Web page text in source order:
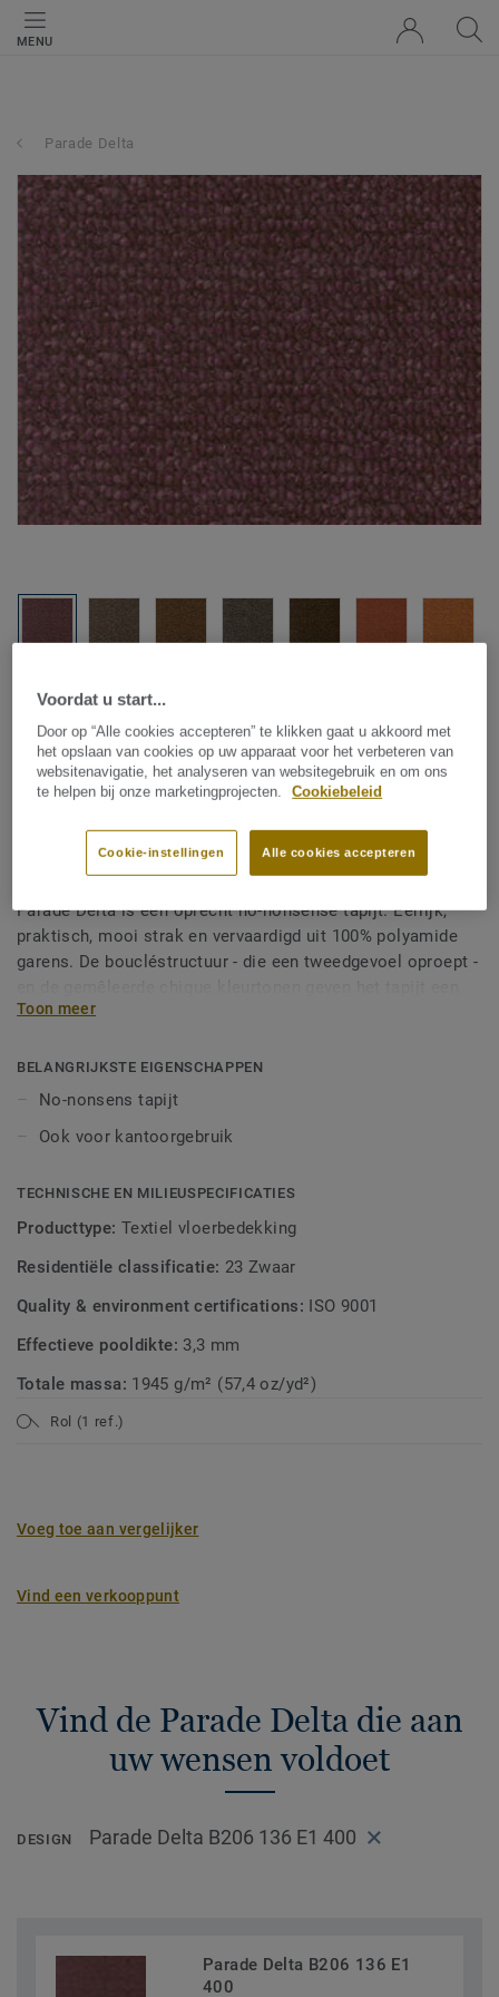
MENU
Parade Delta
Kamerbreed tapijt |Vloerkleden op maat
Parade Delta - Parade Delta
B206 136 E1 400
Parade Delta is een oprecht no-nonsense tapijt. Eerlijk,
praktisch, mooi strak en vervaardigd uit 100% polyamide
garens. De boucléstructuur - die een tweedgevoel oproept -
levendig karakter, zonder dat het dominant of opdringerig
Toon meer
BELANGRIJKSTE EIGENSCHAPPEN
No-nonsens tapijt
Ook voor kantoorgebruik
TECHNISCHE EN MILIEUSPECIFICATIES
Producttype: Textiel vloerbedekking
Residentiële classificatie: 23 Zwaar
Quality & environment certifications: ISO 9001
Effectieve pooldikte: 3,3 mm
Totale massa: 1945 g/m² (57,4 oz/yd²)
Rol (1 ref.)
Voeg toe aan vergelijker
Vind een verkooppunt
Vind de Parade Delta die aan
uw wensen voldoet
DESIGN Parade Delta B206 136 E1 400
Parade Delta B206 136 E1
400
Voordat u start...
Door op “Alle cookies accepteren” te klikken gaat u akkoord met
het opslaan van cookies op uw apparaat voor het verbeteren van
websitenavigatie, het analyseren van websitegebruik en om ons
te helpen bij onze marketingprojecten.
Cookiebeleid
Alle cookies accepteren
Cookie-instellingen